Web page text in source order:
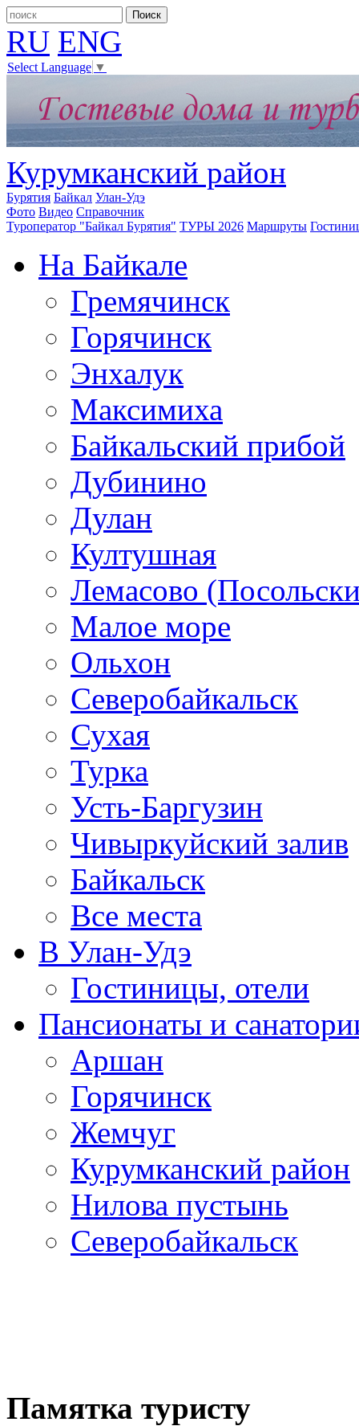
RU ENG
Select Language ▼
Курумканский район
Бурятия Байкал Улан-Удэ
Фото Видео Справочник
Туроператор "Байкал Бурятия" ТУРЫ 2026 Маршруты
На Байкале
Гремячинск
Горячинск
Энхалук
Максимиха
Байкальский прибой
Дубинино
Дулан
Култушная
Лемасово
Малое море
Ольхон
Северобайкальск
Сухая
Турка
Усть-Баргузин
Чивыркуйский залив
Байкальск
Все места
В Улан-Удэ
Гостиницы, отели
Пансионаты и
Аршан
Горячинск
Жемчуг
Курумканский район
Нилова пустынь
Северобайкальск
Памятка туристу